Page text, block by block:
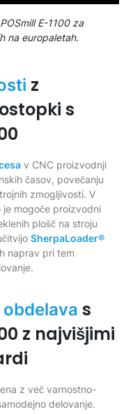
E-1100 za
na europaletah.
z
s
v CNC proizvodnji
časov, povečanju
zmogljivosti. V
mogoče proizvodni
plošč na stroju
SherpaLoader®
naprav pri tem
s
z najvišjimi
z več varnostno-
delovanje.